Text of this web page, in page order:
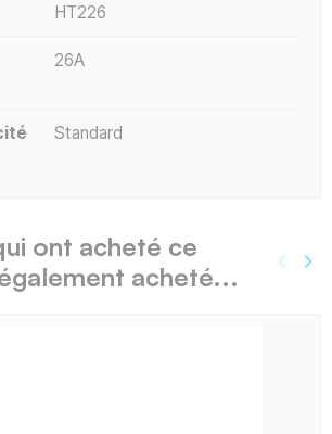
HT226
26A
Standard
ont acheté ce
acheté...
keyboard_arrow_left keyboard_arrow_right